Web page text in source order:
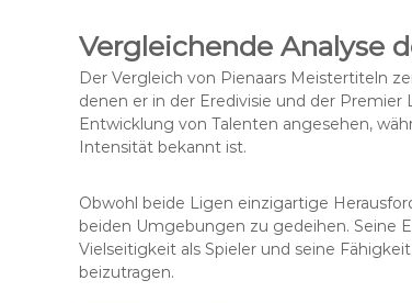
Vergleichende Analyse
Der Vergleich von Pienaars Meistertiteln
denen er in der Eredivisie und der
Entwicklung von Talenten angesehen,
Intensität bekannt ist.
Obwohl beide Ligen einzigartige
beiden Umgebungen zu gedeihen. Seine
Vielseitigkeit als Spieler und seine
beizutragen.